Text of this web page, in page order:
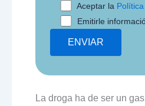
Aceptar la
Emitirle
La droga ha de ser un